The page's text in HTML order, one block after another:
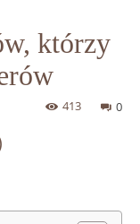
którzy
0
413